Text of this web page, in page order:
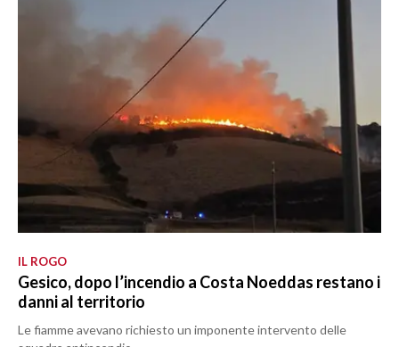
IL ROGO
Gesico, dopo l’incendio a Costa Noeddas restano i
danni al territorio
Le fiamme avevano richiesto un imponente intervento delle